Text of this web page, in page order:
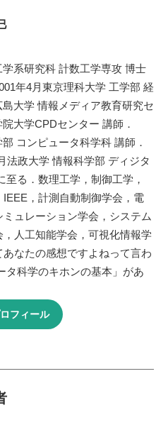
系研究科 計数工学専攻 博士
年4月東京理科大学 工学部 経
大学 情報メディア教育研究セ
大学CPDセンター 講師．
コンピュータ科学科 講師．
法政大学 情報科学部 ディジタ
る．数理工学，制御工学，
，計測自動制御学会，電
ュレーション学会，システム
人工知能学会，可視化情報学
なたの感想ですよねって言わ
タ科学のキホンの基本」があ
フィール